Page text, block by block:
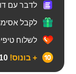
לדבר עם
לקבל
לשלוח
+ בונוס!